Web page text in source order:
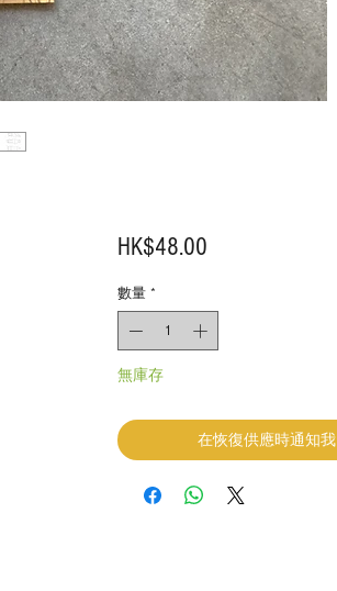
HK$48.00價
數量 *
無庫存
在恢復供應時通知我